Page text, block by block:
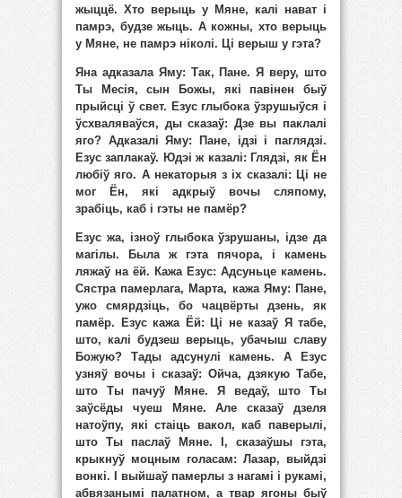
жыццё. Хто верыць у Мяне, калі нават і
памрэ, будзе жыць. А кожны, хто верыць
у Мяне, не памрэ ніколі. Ці верыш у гэта?
Яна адказала Яму: Так, Пане. Я веру, што
Ты Месія, сын Божы, які павінен быў
прыйсці ў свет. Езус глыбока ўзрушыўся і
ўсхваляваўся, ды сказаў: Дзе вы паклалі
яго? Адказалі Яму: Пане, ідзі і паглядзі.
Езус заплакаў. Юдэі ж казалі: Глядзі, як Ён
любіў яго. А некаторыя з іх сказалі: Ці не
мог Ён, які адкрыў вочы сляпому,
зрабіць, каб і гэты не памёр?
Езус жа, ізноў глыбока ўзрушаны, ідзе да
магілы. Была ж гэта пячора, і камень
ляжаў на ёй. Кажа Езус: Адсуньце камень.
Сястра памерлага, Марта, кажа Яму: Пане,
ужо смярдзіць, бо чацвёрты дзень, як
памёр. Езус кажа Ёй: Ці не казаў Я табе,
што, калі будзеш верыць, убачыш славу
Божую? Тады адсунулі камень. А Езус
узняў вочы і сказаў: Ойча, дзякую Табе,
што Ты пачуў Мяне. Я ведаў, што Ты
заўсёды чуеш Мяне. Але сказаў дзеля
натоўпу, які стаіць вакол, каб паверылі,
што Ты паслаў Мяне. І, сказаўшы гэта,
крыкнуў моцным голасам: Лазар, выйдзі
вонкі. І выйшаў памерлы з нагамі і рукамі,
абвязанымі палатном, а твар ягоны быў